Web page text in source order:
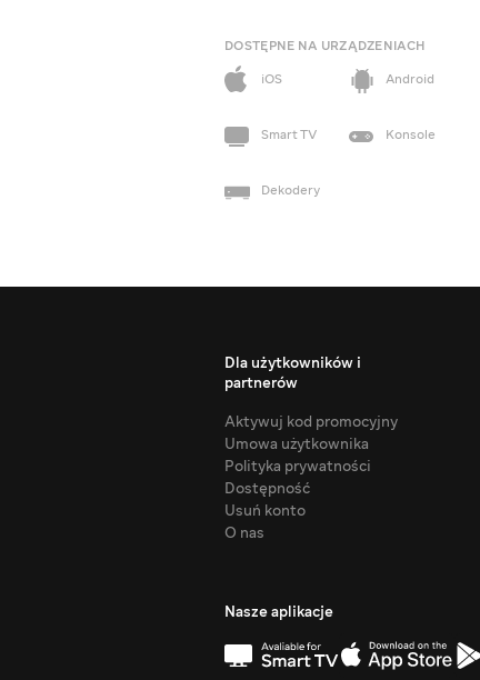
DOSTĘPNE NA URZĄDZENIACH
iOS
Android
Smart TV Konsole
Dekodery
Dla użytkowników i
partnerów
Aktywuj kod promocyjny
Umowa użytkownika
Polityka prywatności
Dostępność
Usuń konto
O nas
Nasze aplikacje